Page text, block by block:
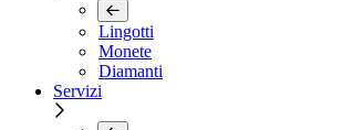
Lingotti
Monete
Diamanti
Servizi